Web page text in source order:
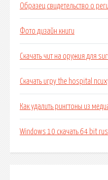
Образец свидетельство о
Фото дизайн книги
Скачать чит на оружия для
Скачать игру the hospital
Как удалить рингтоны из
Windows 10 скачать 64 bit